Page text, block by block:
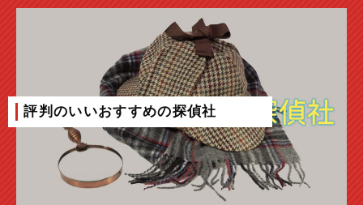
評判のいいおすすめの探偵社